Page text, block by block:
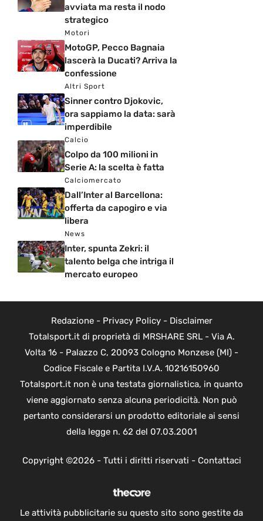
avviata ma resta il nodo
strategico
Motori
MotoGP, Pecco Bagnaia
lascerà la Ducati? Arriva la
confessione
Altri Sport
Sinner contro Djokovic,
ora sappiamo la data: sarà
imperdibile
Calcio
Colpo da 100 milioni in
Serie A: la scelta è fatta
Calciomercato
Dall’Inter al Barcellona:
offerta da capogiro e via
libera
News
Inter, spunta Zekri: il
talento belga che intriga il
mercato europeo
Redazione- Privacy Policy- Disclaimer
Totalsport.it di proprietà di MRSHARE SRL - Via A.
Volta 16 - Palazzo C, 20093 Cologno Monzese (MI) -
Codice Fiscale e Partita I.V.A. 10216150960
Totalsport.it non è una testata giornalistica, in quanto
viene aggiornato senza alcuna periodicità. Non può
pertanto considerarsi un prodotto editoriale ai sensi
della legge n. 62 del 07.03.2001
Copyright ©2026 - Tutti i diritti riservati - Contattaci
Le attività pubblicitarie su questo sito sono gestite da